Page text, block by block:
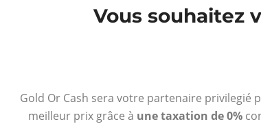
Vous souhaitez
Gold Or Cash sera votre partenaire privilegié
meilleur prix grâce à une taxation de 0%